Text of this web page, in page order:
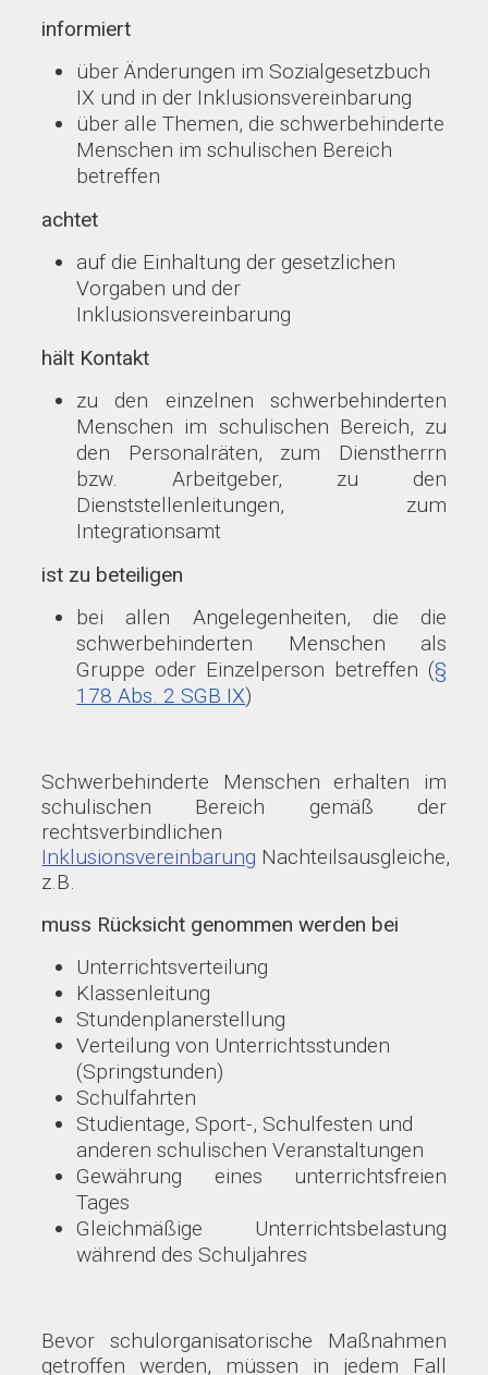
informiert
über Änderungen im Sozialgesetzbuch
IX und in der Inklusionsvereinbarung
über alle Themen, die schwerbehinderte
Menschen im schulischen Bereich
betreffen
achtet
auf die Einhaltung der gesetzlichen
Vorgaben und der
Inklusionsvereinbarung
hält Kontakt
zu den einzelnen schwerbehinderten
Menschen im schulischen Bereich, zu
den Personalräten, zum Dienstherrn
bzw. Arbeitgeber, zu den
Dienststellenleitungen, zum
Integrationsamt
ist zu beteiligen
bei allen Angelegenheiten, die die
schwerbehinderten Menschen als
Gruppe oder Einzelperson betreffen (§
178 Abs. 2 SGB IX)
Schwerbehinderte Menschen erhalten im
schulischen Bereich gemäß der
rechtsverbindlichen
Inklusionsvereinbarung Nachteilsausgleiche,
z.B.
muss Rücksicht genommen werden bei
Unterrichtsverteilung
Klassenleitung
Stundenplanerstellung
Verteilung von Unterrichtsstunden
(Springstunden)
Schulfahrten
Studientage, Sport-, Schulfesten und
anderen schulischen Veranstaltungen
Gewährung eines unterrichtsfreien
Tages
Gleichmäßige Unterrichtsbelastung
während des Schuljahres
Bevor schulorganisatorische Maßnahmen
getroffen werden, müssen in jedem Fall